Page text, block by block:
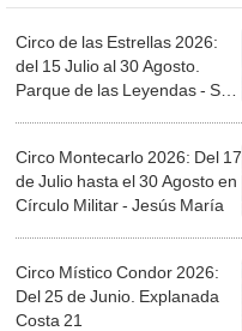
Circo de las Estrellas 2026:
del 15 Julio al 30 Agosto.
Parque de las Leyendas - San
Circo Montecarlo 2026: Del 17
de Julio hasta el 30 Agosto en
Círculo Militar - Jesús María
Circo Místico Condor 2026:
Del 25 de Junio. Explanada
Costa 21